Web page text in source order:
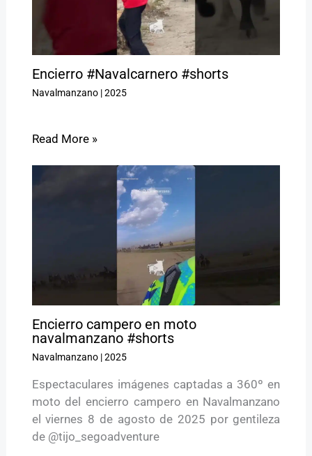
Encierro #Navalcarnero #shorts
Navalmanzano|2025
Read More »
Encierro campero en moto
navalmanzano #shorts
Navalmanzano|2025
Espectaculares imágenes captadas a 360º en
moto del encierro campero en Navalmanzano
el viernes 8 de agosto de 2025 por gentileza
de @tijo_segoadventure